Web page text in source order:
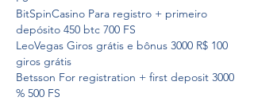
BitSpinCasino Para registro + primeiro
depósito 450 btc 700 FS
LeoVegas Giros grátis e bônus 3000 R$ 100
giros grátis
Betsson For registration + first deposit 3000
% 500 FS